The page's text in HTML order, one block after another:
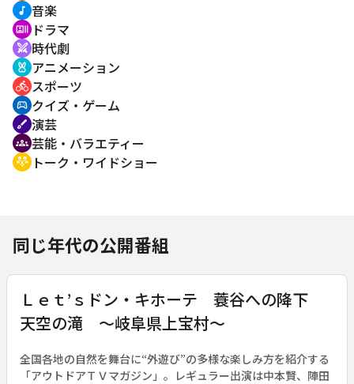
music_note 音楽
recent_actors ドラマ
swords 時代劇
cruelty_free アニメーション
directions_bike スポーツ
sports_esports クイズ・ゲーム
brush 演芸
groups 芸能・バラエティー
adaptive_audio_mic トーク・ワイドショー
同じ年代の公開番組
Ｌｅｔ’ｓドン・キホーテ 蓑谷への降下
天空の滝 ～岐阜県上宝村～
全国各地の自然を舞台に“外遊び”の多様な楽しみ方を紹介する
「アウトドアＴＶマガジン」。レギュラー出演は中本賢、陣田